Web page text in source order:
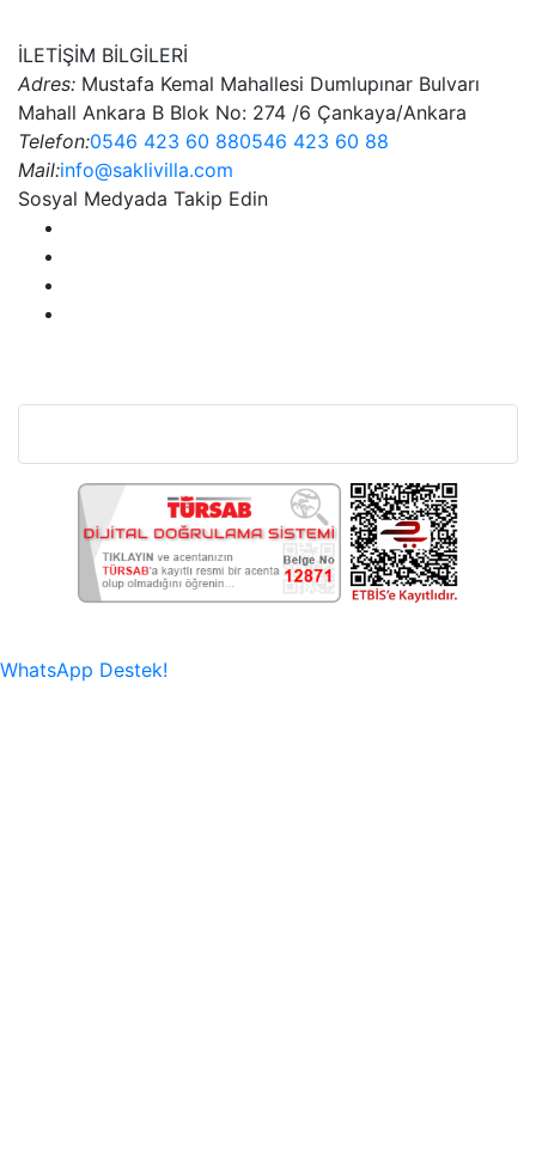
İLETİŞİM BİLGİLERİ
Adres: Mustafa Kemal Mahallesi Dumlupınar Bulvarı
Mahall Ankara B Blok No: 274 /6 Çankaya/Ankara
Telefon:0546 423 60 880546 423 60 88
Mail:info@saklivilla.com
Sosyal Medyada Takip Edin
WhatsApp Destek!